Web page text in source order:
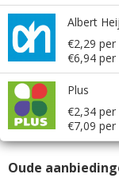
Albert
€2,29 per
€6,94 per
Plus
€2,34 per
€7,09 per
Oude